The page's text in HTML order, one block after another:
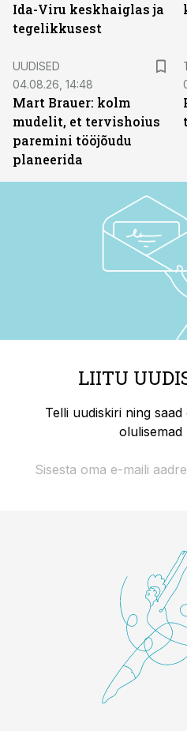
Ida-Viru keskhaiglas ja
tegelikkusest
UUDISED
04.08.26, 14:48
Mart Brauer: kolm
mudelit, et tervishoius
paremini tööjõudu
planeerida
LIITU
Telli uudiskiri ning
olulisemad